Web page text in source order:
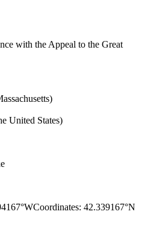
with the Appeal to the Great
United States)
42.339167°N